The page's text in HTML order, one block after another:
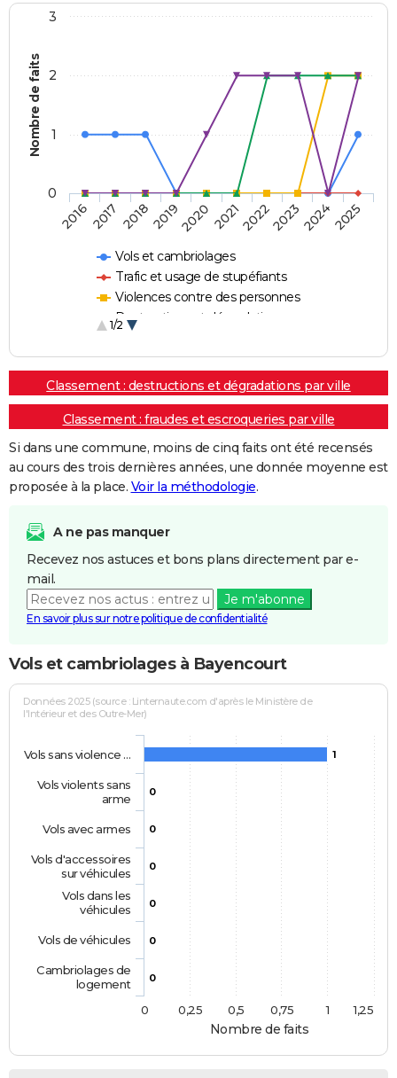
Nombre de faits
Vols et cambriolages
Trafic et usage de stupéfiants
Violences contre des personnes
Destructions et dégradations
1/2
20162017 20182019202020212022202320242025
0
1
2
3
Classement : destructions et dégradations par ville
Classement : fraudes et escroqueries par ville
Si dans une commune, moins de cinq faits ont été recensés
au cours des trois dernières années, une donnée moyenne est
proposée à la place. Voir la méthodologie.
A ne pas manquer
Recevez nos astuces et bons plans directement par e-
mail.
Je m'abonne
En savoir plus sur notre politique de confidentialité
Vols et cambriolages à Bayencourt
Nombre de faits
Données 2025 (source : Linternaute.com d'après le Ministère de
l'Intérieur et des Outre-Mer)
1
0
0
0
0
0
0
Vols sans violence …
Vols violents sans
arme
Vols avec armes
Vols d'accessoires
sur véhicules
Vols dans les
véhicules
Vols de véhicules
Cambriolages de
logement
0
1
0,25 0,5 0,75 1,25